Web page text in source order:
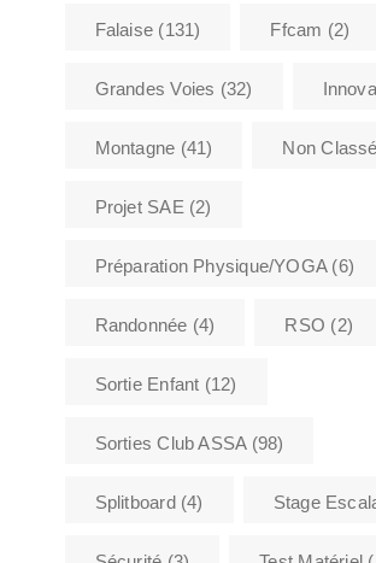
Falaise (131) Ffcam (2)
Grandes Voies (32)
Montagne (41) Non Classé
Projet SAE (2)
Préparation Physique/YOGA(6)
Randonnée (4) RSO (2)
Sortie Enfant (12)
Sorties Club ASSA(98)
Splitboard(4) Stage